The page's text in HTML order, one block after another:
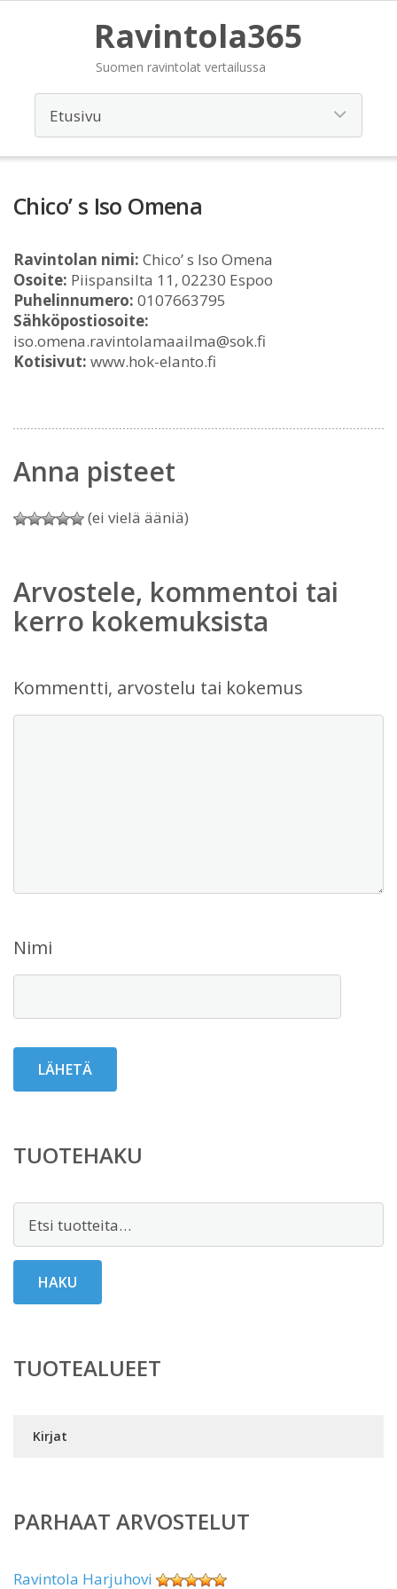
Ravintola365
Suomen ravintolat vertailussa
Chico’ s Iso Omena
Ravintolan nimi: Chico’ s Iso Omena
Osoite: Piispansilta 11, 02230 Espoo
Puhelinnumero: 0107663795
Sähköpostiosoite:
iso.omena.ravintolamaailma@sok.fi
Kotisivut: www.hok-elanto.fi
Anna pisteet
(ei vielä ääniä)
Arvostele, kommentoi tai
kerro kokemuksista
Kommentti, arvostelu tai kokemus
Nimi
TUOTEHAKU
HAKU
TUOTEALUEET
Kirjat
PARHAAT ARVOSTELUT
Ravintola Harjuhovi